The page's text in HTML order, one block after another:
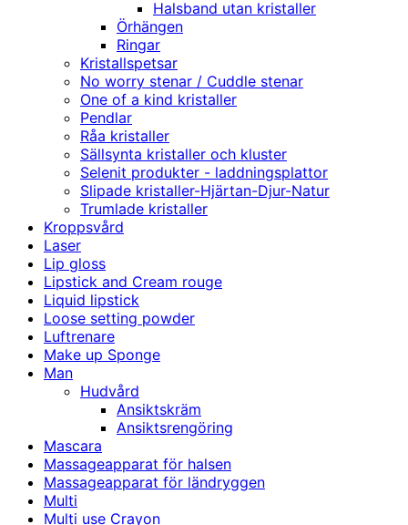
Halsband utan kristaller
Örhängen
Ringar
Kristallspetsar
No worry stenar / Cuddle stenar
One of a kind kristaller
Pendlar
Råa kristaller
Sällsynta kristaller och kluster
Selenit produkter - laddningsplattor
Slipade kristaller-Hjärtan-Djur-Natur
Trumlade kristaller
Kroppsvård
Laser
Lip gloss
Lipstick and Cream rouge
Liquid lipstick
Loose setting powder
Luftrenare
Make up Sponge
Man
Hudvård
Ansiktskräm
Ansiktsrengöring
Mascara
Massageapparat för halsen
Massageapparat för ländryggen
Multi
Multi use Crayon